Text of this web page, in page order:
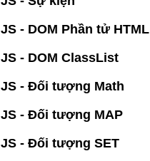
JS - DOM Phần tử HTML
JS - DOM ClassList
JS - Đối tượng Math
JS - Đối tượng MAP
JS - Đối tượng SET